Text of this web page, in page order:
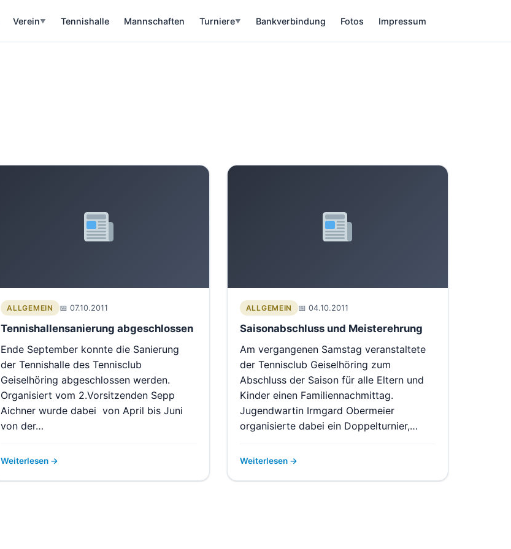
Verein▼ Tennishalle Mannschaften Turniere▼ Bankverbindung Fotos Impressum
ALLGEMEIN 07.10.2011
Tennishallensanierung abgeschlossen
Ende September konnte die Sanierung
der Tennishalle des Tennisclub
Geiselhöring abgeschlossen werden.
Organisiert vom 2.Vorsitzenden Sepp
Aichner wurde dabei von April bis Juni
von der…
Weiterlesen
ALLGEMEIN 04.10.2011
Saisonabschluss und Meisterehrung
Am vergangenen Samstag veranstaltete
der Tennisclub Geiselhöring zum
Abschluss der Saison für alle Eltern und
Kinder einen Familiennachmittag.
Jugendwartin Irmgard Obermeier
organisierte dabei ein Doppelturnier,…
Weiterlesen